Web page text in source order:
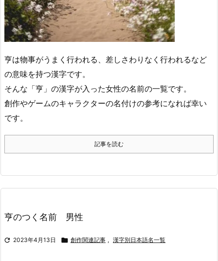
亨は物事がうまく行われる、差しさわりなく行われるなど
の意味を持つ漢字です。
そんな「亨」の漢字が入った女性の名前の一覧です。
創作やゲームのキャラクターの名付けの参考になれば幸い
です。
記事を読む
亨のつく名前 男性
 2023年4月13日  創作関連記事 , 漢字別日本語名一覧